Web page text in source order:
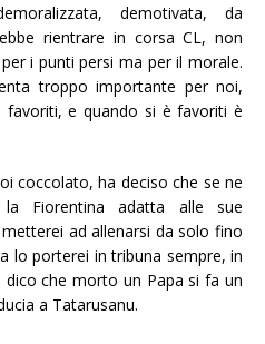
demotivata, da
rientrare in corsa CL, non
i punti persi ma per il morale.
troppo importante per noi,
e quando si è favoriti è
coccolato, ha deciso che se ne
Fiorentina adatta alle sue
ad allenarsi da solo fino
lo porterei in tribuna sempre, in
che morto un Papa si fa un
a Tatarusanu.